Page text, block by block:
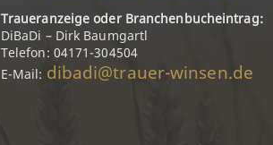
Traueranzeige oder Branchenbucheintrag:
DiBaDi – Dirk Baumgartl
Telefon: 04171-304504
E-Mail: dibadi@trauer-winsen.de